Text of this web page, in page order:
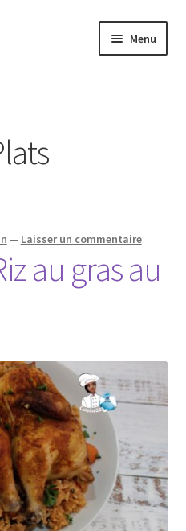
Menu
— Laisser un commentaire
au gras au